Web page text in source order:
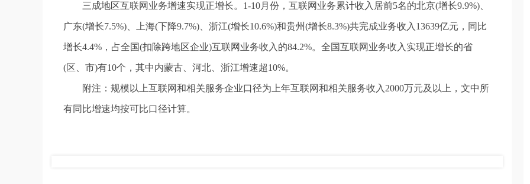
三成地区互联网业务增速实现正增长。1-10月份，互联网业务累计收入居前5名的北京(增长9.9%)、
广东(增长7.5%)、上海(下降9.7%)、浙江(增长10.6%)和贵州(增长8.3%)共完成业务收入13639亿元，同比
增长4.4%，占全国(扣除跨地区企业)互联网业务收入的84.2%。全国互联网业务收入实现正增长的省
(区、市)有10个，其中内蒙古、河北、浙江增速超10%。
附注：规模以上互联网和相关服务企业口径为上年互联网和相关服务收入2000万元及以上，文中所
有同比增速均按可比口径计算。